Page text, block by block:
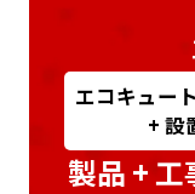
エコキュー
+ 設
製品 + 工